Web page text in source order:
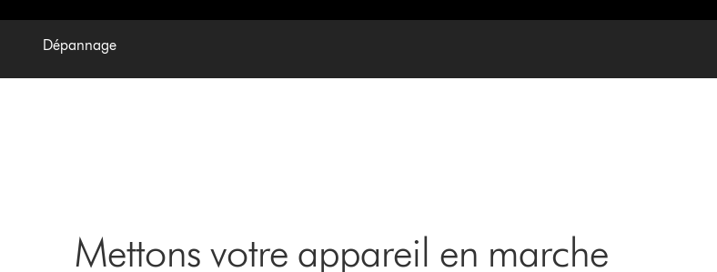
Dépannage
Mettons votre appareil en marche